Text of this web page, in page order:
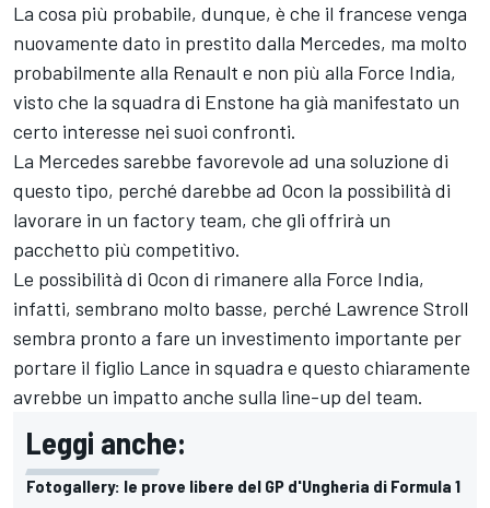
La cosa più probabile, dunque, è che il francese venga
nuovamente dato in prestito dalla Mercedes, ma molto
probabilmente alla Renault e non più alla Force India,
visto che la squadra di Enstone ha già manifestato un
certo interesse nei suoi confronti.
La Mercedes sarebbe favorevole ad una soluzione di
questo tipo, perché darebbe ad Ocon la possibilità di
lavorare in un factory team, che gli offrirà un
pacchetto più competitivo.
Le possibilità di Ocon di rimanere alla Force India,
infatti, sembrano molto basse, perché Lawrence Stroll
sembra pronto a fare un investimento importante per
portare il figlio Lance in squadra e questo chiaramente
avrebbe un impatto anche sulla line-up del team.
Leggi anche:
Fotogallery: le prove libere del GP d'Ungheria di Formula 1